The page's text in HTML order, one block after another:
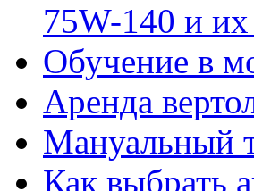
75W-140 и
Обучение в
Аренда
Мануальный
Как выбрать